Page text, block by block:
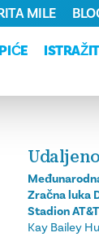
MILE
Zračna luka
Stadion AT&T
Kay Bailey